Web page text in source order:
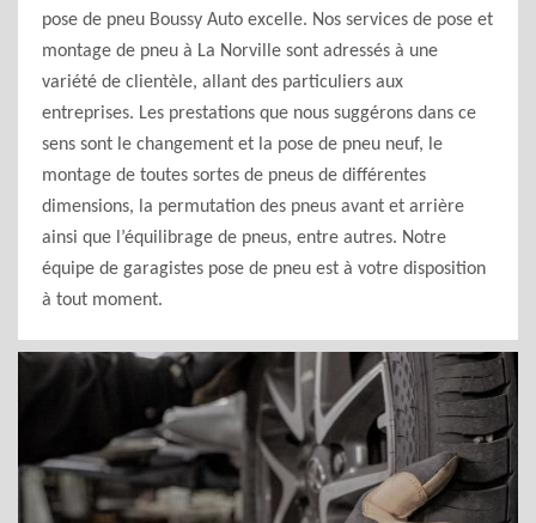
pose de pneu Boussy Auto excelle. Nos services de pose et
montage de pneu à La Norville sont adressés à une
variété de clientèle, allant des particuliers aux
entreprises. Les prestations que nous suggérons dans ce
sens sont le changement et la pose de pneu neuf, le
montage de toutes sortes de pneus de différentes
dimensions, la permutation des pneus avant et arrière
ainsi que l’équilibrage de pneus, entre autres. Notre
équipe de garagistes pose de pneu est à votre disposition
à tout moment.